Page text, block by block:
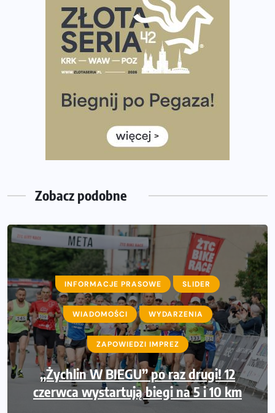
Tętno vs tempo – czym kierować się w bieganiu?
Co ma dużo białka? Produkty, które warto włączyć do
Rozbiegany Olsztyn szykuje się na weekend z
Już w tę sobotę 35. Bieg Powstania Warszawskiego.
Wystartuje rekordowa liczba uczestników
35. Bieg Powstania Warszawskiego – praktyczny
poradnik przed startem
Zobacz podobne
INFORMACJE PRASOWE SLIDER
WIADOMOŚCI WYDARZENIA
ZAPOWIEDZI IMPREZ
„Żychlin W BIEGU” po raz drugi! 12
czerwca wystartują biegi na 5 i 10 km